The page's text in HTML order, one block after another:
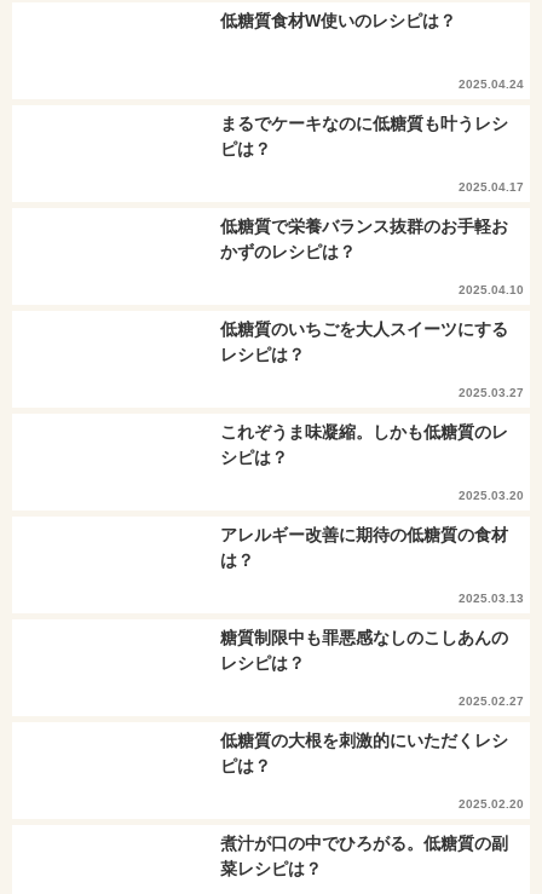
低糖質食材W使いのレシピは？
2025.04.24
まるでケーキなのに低糖質も叶うレシ
ピは？
2025.04.17
低糖質で栄養バランス抜群のお手軽お
かずのレシピは？
2025.04.10
低糖質のいちごを大人スイーツにする
レシピは？
2025.03.27
これぞうま味凝縮。しかも低糖質のレ
シピは？
2025.03.20
アレルギー改善に期待の低糖質の食材
は？
2025.03.13
糖質制限中も罪悪感なしのこしあんの
レシピは？
2025.02.27
低糖質の大根を刺激的にいただくレシ
ピは？
2025.02.20
煮汁が口の中でひろがる。低糖質の副
菜レシピは？